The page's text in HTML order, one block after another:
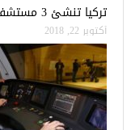
تركيا تنشئ 3 مستشفيات في مناطق درع الفرات بسوريا
أكتوبر 22, 2018